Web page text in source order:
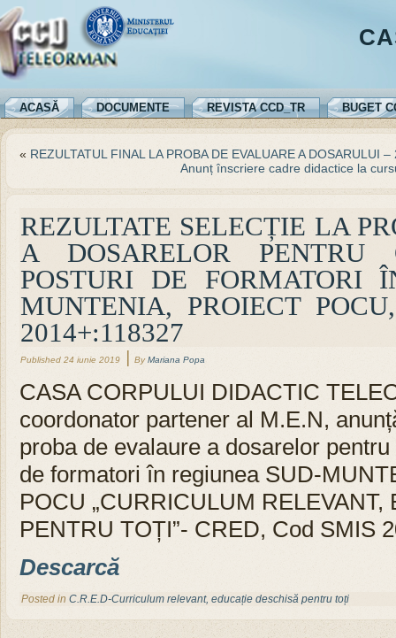
ACASĂ DOCUMENTE REVISTA CCD_TR BUGET
« REZULTATUL FINAL LA PROBA DE EVALUARE A DOSARULUI
Anunț înscriere cadre didactice la
REZULTATE SELECȚIE LA
A DOSARELOR PENTRU
POSTURI DE FORMATORI
MUNTENIA, PROIECT
2014+:118327
Published 24 iunie 2019 By Mariana Popa
CASA CORPULUI DIDACTIC
coordonator partener al M.E.N,
proba de evalaure a dosarelor
de formatori în regiunea SUD-
POCU „CURRICULUM
PENTRU TOȚI”- CRED, Cod SMIS
Descarcă
Posted in C.R.E.D-Curriculum relevant, educație deschisă pentru toți